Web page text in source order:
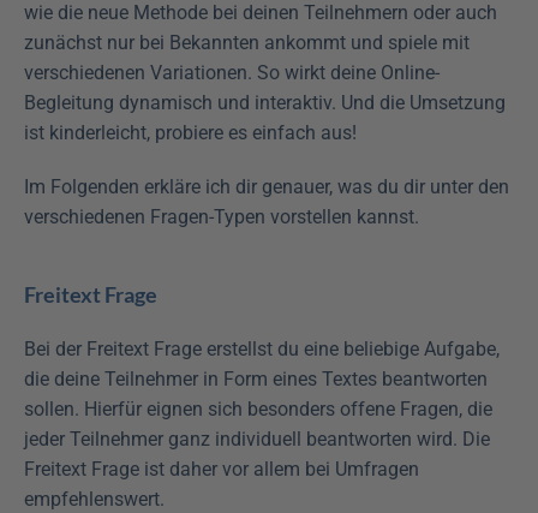
wie die neue Methode bei deinen Teilnehmern oder auch
zunächst nur bei Bekannten ankommt und spiele mit
verschiedenen Variationen. So wirkt deine Online-
Begleitung dynamisch und interaktiv. Und die Umsetzung
ist kinderleicht, probiere es einfach aus!
Im Folgenden erkläre ich dir genauer, was du dir unter den
verschiedenen Fragen-Typen vorstellen kannst.
Freitext Frage
Bei der Freitext Frage erstellst du eine beliebige Aufgabe,
die deine Teilnehmer in Form eines Textes beantworten
sollen. Hierfür eignen sich besonders offene Fragen, die
jeder Teilnehmer ganz individuell beantworten wird. Die
Freitext Frage ist daher vor allem bei Umfragen
empfehlenswert.